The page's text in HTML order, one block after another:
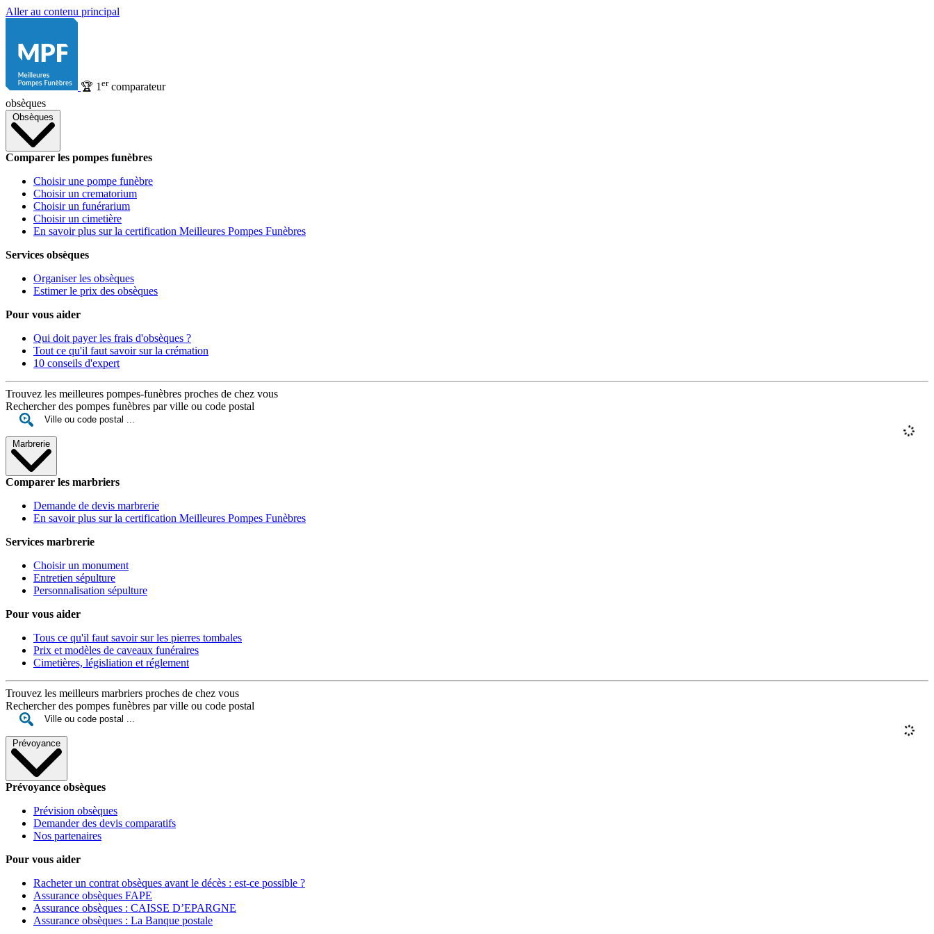
Aller au contenu principal
🏆 1 ercomparateur
obsèques
Obsèques
Comparer les pompes funèbres
Choisir une pompe funèbre
Choisir un crematorium
Choisir un funérarium
Choisir un cimetière
En savoir plus sur la certification Meilleures Pompes Funèbres
Services obsèques
Organiser les obsèques
Estimer le prix des obsèques
Pour vous aider
Qui doit payer les frais d'obsèques ?
Tout ce qu'il faut savoir sur la crémation
10 conseils d'expert
Trouvez les meilleures pompes-funèbres proches de chez vous
Rechercher des pompes funèbres par ville ou code postal
Marbrerie
Comparer les marbriers
Demande de devis marbrerie
En savoir plus sur la certification Meilleures Pompes Funèbres
Services marbrerie
Choisir un monument
Entretien sépulture
Personnalisation sépulture
Pour vous aider
Tous ce qu'il faut savoir sur les pierres tombales
Prix et modèles de caveaux funéraires
Cimetières, législiation et réglement
Trouvez les meilleurs marbriers proches de chez vous
Rechercher des pompes funèbres par ville ou code postal
Prévoyance
Prévoyance obsèques
Prévision obsèques
Demander des devis comparatifs
Nos partenaires
Pour vous aider
Racheter un contrat obsèques avant le décès : est-ce possible ?
Assurance obsèques FAPE
Assurance obsèques : CAISSE D’EPARGNE
Assurance obsèques : La Banque postale